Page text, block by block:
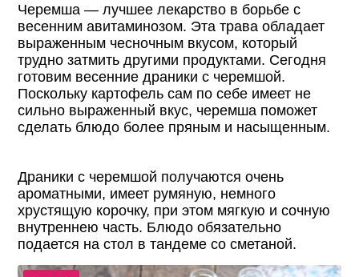
Черемша — лучшее лекарство в борьбе с
весенним авитаминозом. Эта трава обладает
выраженным чесночным вкусом, который
трудно затмить другими продуктами. Сегодня
готовим весенние драники с черемшой.
Поскольку картофель сам по себе имеет не
сильно выраженный вкус, черемша поможет
сделать блюдо более пряным и насыщенным.
Драники с черемшой получаются очень
ароматными, имеет румяную, немного
хрустящую корочку, при этом мягкую и сочную
внутреннею часть. Блюдо обязательно
подается на стол в тандеме со сметаной.